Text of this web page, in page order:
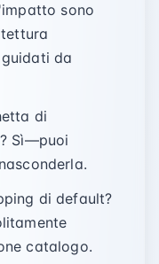
sono
da
di
Sì—puoi
di default?
catalogo.